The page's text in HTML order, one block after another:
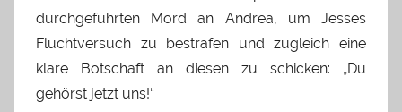
durchgeführten Mord an Andrea, um Jesses
Fluchtversuch zu bestrafen und zugleich eine
klare Botschaft an diesen zu schicken: „Du
gehörst jetzt uns!“